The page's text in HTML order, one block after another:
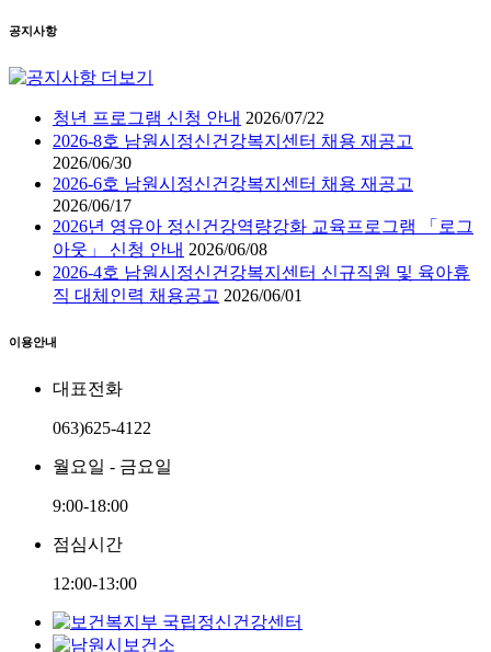
공지사항
청년 프로그램 신청 안내 2026/07/22
2026-8호 남원시정신건강복지센터 채용 재공고
2026/06/30
2026-6호 남원시정신건강복지센터 채용 재공고
2026/06/17
2026년 영유아 정신건강역량강화 교육프로그램 「로그
아웃」 신청 안내 2026/06/08
2026-4호 남원시정신건강복지센터 신규직원 및 육아휴
직 대체인력 채용공고 2026/06/01
이용안내
대표전화
063)625-4122
월요일 - 금요일
9:00-18:00
점심시간
12:00-13:00